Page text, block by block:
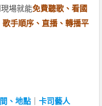
場就能免費聽歌、看國
歌手順序、直播、轉播平
、地點 ｜卡司藝人